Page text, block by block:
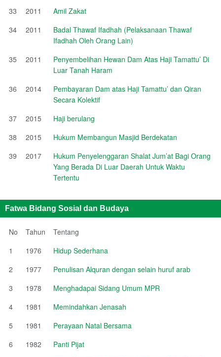
33 2011
Amil Zakat
34
2011
Badal Thawaf Ifadhah (Pelaksanaan Thawaf
Ifadhah Oleh Orang Lain)
35
2011
Penyembelihan Hewan Dam Atas Haji Tamattu’ Di
Luar Tanah Haram
36
2014
Pembayaran Dam atas Haji Tamattu’ dan Qiran
Secara Kolektif
37
2015
Haji berulang
38
2015
Hukum Membangun Masjid Berdekatan
39
2017
Hukum Penyelenggaran Shalat Jum’at Bagi Orang
Yang Berada Di Luar Daerah Untuk Waktu
Tertentu
Fatwa Bidang Sosial dan Budaya
No Tahun
Tentang
1
1976
Hidup Sederhana
2
1977
Penulisan Alquran dengan selain huruf arab
3
1978
Menghadapai Sidang Umum MPR
4
1981
Memindahkan Jenasah
5
1981
Perayaan Natal Bersama
6
1982
Panti Pijat